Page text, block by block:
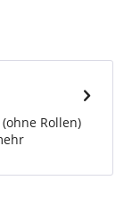
Rollen)